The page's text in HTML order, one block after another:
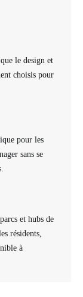
le design et
choisis pour
pour les
sans se
et hubs de
résidents,
à